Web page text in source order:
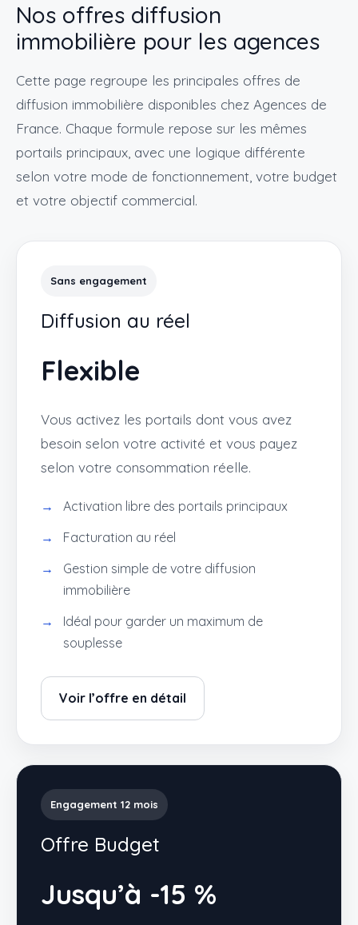
Nos offres diffusion
immobilière pour les agences
Cette page regroupe les principales offres de
diffusion immobilière disponibles chez Agences de
France. Chaque formule repose sur les mêmes
portails principaux, avec une logique différente
selon votre mode de fonctionnement, votre budget
et votre objectif commercial.
Sans engagement
Diffusion au réel
Flexible
Vous activez les portails dont vous avez
besoin selon votre activité et vous payez
selon votre consommation réelle.
Activation libre des portails principaux
Facturation au réel
Gestion simple de votre diffusion
immobilière
Idéal pour garder un maximum de
souplesse
Voir l’offre en détail
Engagement 12 mois
Offre Budget
Jusqu’à -15 %